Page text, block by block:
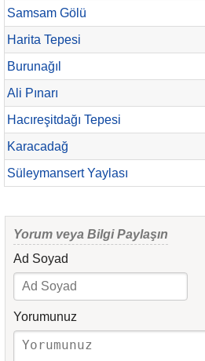
Samsam Gölü
Harita Tepesi
Burunağıl
Ali Pınarı
Hacıreşitdağı Tepesi
Karacadağ
Süleymansert Yaylası
Yorum veya Bilgi Paylaşın
Ad Soyad
Yorumunuz